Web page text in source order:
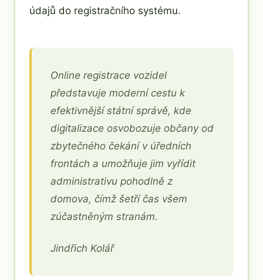
údajů do registračního systému.
Online registrace vozidel
představuje moderní cestu k
efektivnější státní správě, kde
digitalizace osvobozuje občany od
zbytečného čekání v úředních
frontách a umožňuje jim vyřídit
administrativu pohodlně z
domova, čímž šetří čas všem
zúčastněným stranám.
Jindřich Kolář